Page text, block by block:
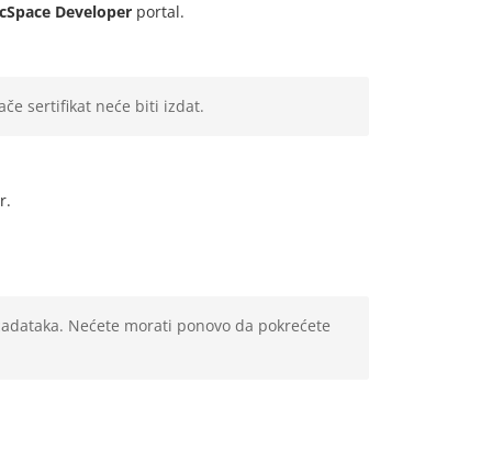
Developer portal.
sertifikat neće biti izdat.
Nećete morati ponovo da pokrećete